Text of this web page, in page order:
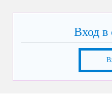
Вход в